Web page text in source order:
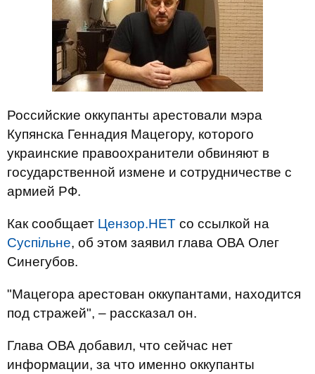
Российские оккупанты арестовали мэра
Купянска Геннадия Мацегору, которого
украинские правоохранители обвиняют в
государственной измене и сотрудничестве с
армией РФ.
Как сообщает Цензор.НЕТ со ссылкой на
Суспільне, об этом заявил глава ОВА Олег
Синегубов.
"Мацегора арестован оккупантами, находится
под стражей", – рассказал он.
Глава ОВА добавил, что сейчас нет
информации, за что именно оккупанты